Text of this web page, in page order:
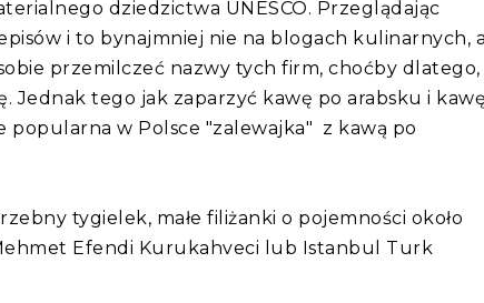
dziedzictwa UNESCO. Przeglądając
i to bynajmniej nie na blogach kulinarnych,
przemilczeć nazwy tych firm, choćby dlatego,
Jednak tego jak zaparzyć kawę po arabsku i
popularna w Polsce "zalewajka" z kawą po
tygielek, małe filiżanki o pojemności około
Efendi Kurukahveci lub Istanbul Turk